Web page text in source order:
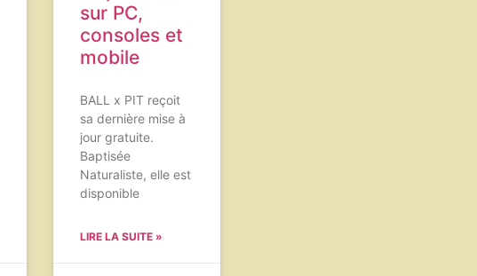
sur PC,
consoles et
mobile
BALL x PIT reçoit
sa dernière mise à
jour gratuite.
Baptisée
Naturaliste, elle est
disponible
LIRE LA SUITE »